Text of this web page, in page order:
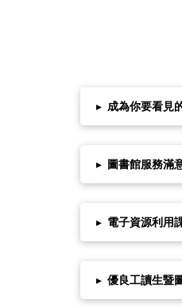
▸ 成為你要看見
▸ 圖書館服務滿
▸ 電子資源利用
▸ 優良工讀生暨